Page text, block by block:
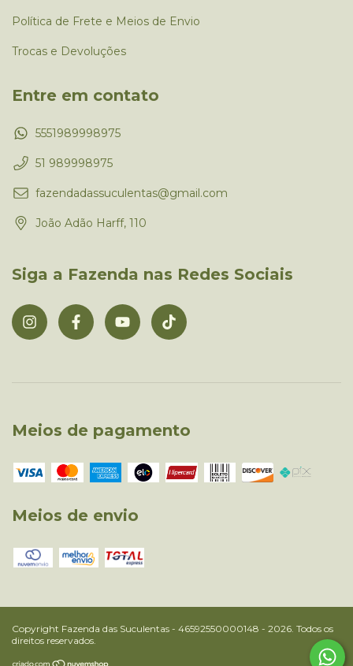
Política de Frete e Meios de Envio
Trocas e Devoluções
Entre em contato
5551989998975
51 989998975
fazendadassuculentas@gmail.com
João Adão Harff, 110
Siga a Fazenda nas Redes Sociais
Meios de pagamento
Meios de envio
Copyright Fazenda das Suculentas - 46592550000148 - 2026. Todos os
direitos reservados.